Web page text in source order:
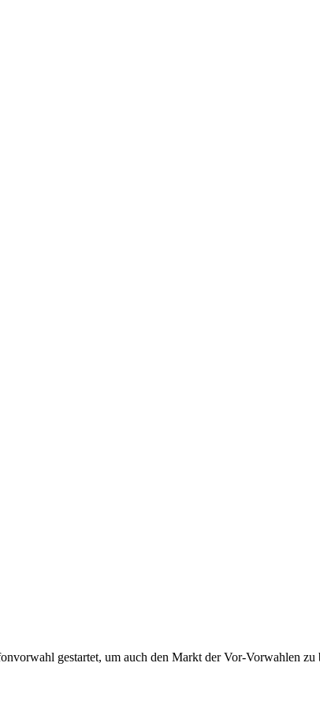
gestartet, um auch den Markt der Vor-Vorwahlen